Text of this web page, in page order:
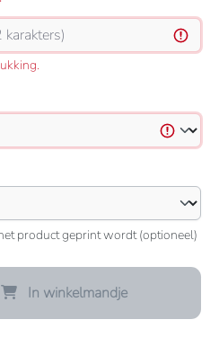
product geprint wordt (optioneel)
Voer de gewenste
In winkelmandje